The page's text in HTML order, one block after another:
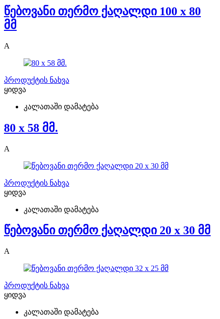
წებოვანი თერმო ქაღალდი 100 x 80
მმ
A
პროდუქტის ნახვა
ყიდვა
კალათაში დამატება
80 x 58 მმ.
A
პროდუქტის ნახვა
ყიდვა
კალათაში დამატება
წებოვანი თერმო ქაღალდი 20 x 30 მმ
A
პროდუქტის ნახვა
ყიდვა
კალათაში დამატება